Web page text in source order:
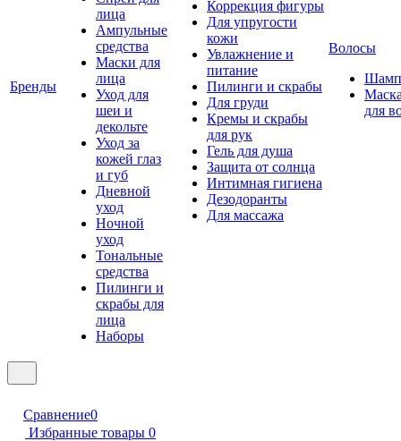
Бренды
лица
Ампульные
средства
Маски для
лица
Уход для
шеи и
декольте
Уход за
кожей глаз
и губ
Дневной
уход
Ночной
уход
Тональные
средства
Пилинги и
скрабы для
лица
Наборы
Коррекция фигуры
Для упругости
кожи
Увлажнение и
питание
Пилинги и скрабы
Для груди
Кремы и скрабы
для рук
Гель для душа
Защита от солнца
Интимная гигиена
Дезодоранты
Для массажа
Волосы
для
Сравнение0
Избранные товары 0